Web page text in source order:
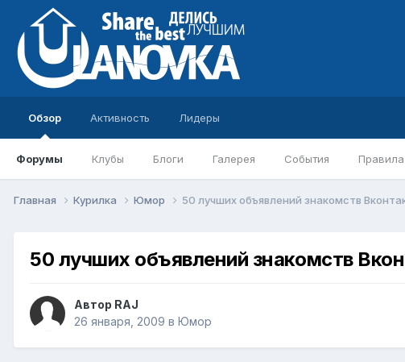
Обзор
Форумы Клубы Блоги Галерея События Правила
Активность Лидеры
Главная Курилка Юмор 50 лучших объявлений знакомств
50 лучших объявлений знакомств
Автор RAJ
26 января, 2009 в Юмор